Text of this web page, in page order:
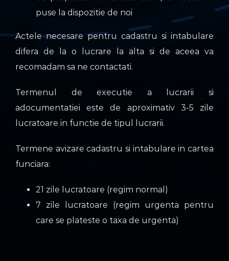
puse la dispozitie de noi
Actele necesare pentru cadastru si intabulare
difera de la o lucrare la alta si de aceea va
recomadam sa ne contactati.
Termenul de executie a lucrarii si
adocumentatiei este de aproximativ 3-5 zile
lucratoare in functie de tipul lucrarii.
Termene avizare cadastru si intabulare in cartea
funciara:
21 zile lucratoare (regim normal)
7 zile lucratoare (regim urgenta pentru
care se plateste o taxa de urgenta)